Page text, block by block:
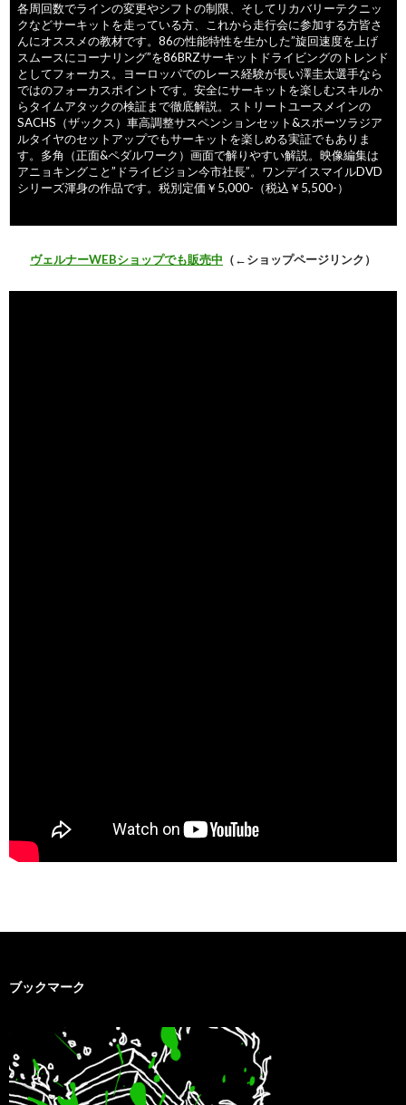
各周回数でラインの変更やシフトの制限、そしてリカバリーテクニッ
クなどサーキットを走っている方、これから走行会に参加する方皆さ
んにオススメの教材です。86の性能特性を生かした”旋回速度を上げ
スムースにコーナリング”を86BRZサーキットドライビングのトレンド
としてフォーカス。ヨーロッパでのレース経験が長い澤圭太選手なら
ではのフォーカスポイントです。安全にサーキットを楽しむスキルか
らタイムアタックの検証まで徹底解説。ストリートユースメインの
SACHS（ザックス）車高調整サスペンションセット&スポーツラジア
ルタイヤのセットアップでもサーキットを楽しめる実証でもありま
す。多角（正面&ペダルワーク）画面で解りやすい解説。映像編集は
アニョキングこと”ドライビジョン今市社長”。ワンデイスマイルDVD
シリーズ渾身の作品です。税別定価￥5,000-（税込￥5,500-）
ヴェルナーWEBショップでも販売中 （←ショップページリンク）
ブックマーク